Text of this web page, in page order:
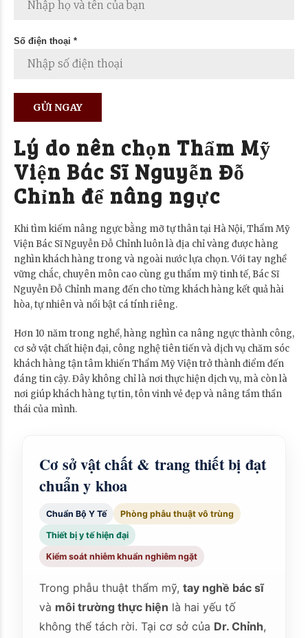
Số điện thoại *
Lý do nên chọn Thẩm Mỹ
Viện Bác Sĩ Nguyễn Đỗ
Chỉnh để nâng ngực
Khi tìm kiếm nâng ngực bằng mỡ tự thân tại Hà Nội, Thẩm Mỹ
Viện Bác Sĩ Nguyễn Đỗ Chỉnh luôn là địa chỉ vàng được hàng
nghìn khách hàng trong và ngoài nước lựa chọn. Với tay nghề
vững chắc, chuyên môn cao cùng gu thẩm mỹ tinh tế, Bác Sĩ
Nguyễn Đỗ Chỉnh mang đến cho từng khách hàng kết quả hài
hòa, tự nhiên và nổi bật cá tính riêng.
Hơn 10 năm trong nghề, hàng nghìn ca nâng ngực thành công,
cơ sở vật chất hiện đại, công nghệ tiên tiến và dịch vụ chăm sóc
khách hàng tận tâm khiến Thẩm Mỹ Viện trở thành điểm đến
đáng tin cậy. Đây không chỉ là nơi thực hiện dịch vụ, mà còn là
nơi giúp khách hàng tự tin, tôn vinh vẻ đẹp và nâng tầm thần
thái của mình.
Cơ sở vật chất & trang thiết bị đạt
chuẩn y khoa
Chuẩn Bộ Y Tế Phòng phẫu thuật vô trùng
Thiết bị y tế hiện đại
Kiểm soát nhiễm khuẩn nghiêm ngặt
Trong phẫu thuật thẩm mỹ,tay nghề bác sĩ
và môi trường thực hiện là hai yếu tố
không thể tách rời. Tại cơ sở của Dr. Chỉnh,